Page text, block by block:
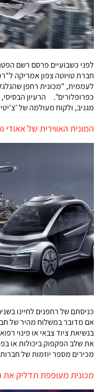
לפני כשבועיים פרסם רשם
חברת טויוטה צפון אמריקה
לעממית, "מכונית רחפן
כפרופלורים". הרעיון הבסיסי,
מגניב, ולקוח מעולמה של
המונית האווירית של אאודי
כניסתם של רחפנים לחיינו
אם מדובר במשלוח מהיר של
בנשיאת ציוד צבאי או פינוי
מכירים מספר יוזמות של
מכונית מעופפת תדליק את